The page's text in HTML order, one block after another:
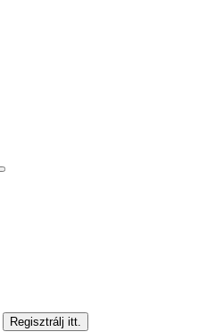
Regisztrálj itt.